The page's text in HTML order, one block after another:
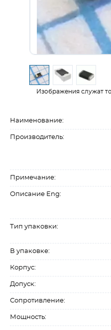
Изображения служат
Наименование:
Производитель:
Примечание:
Описание Eng:
Тип упаковки:
В упаковке:
Корпус:
Допуск:
Сопротивление:
Мощность: